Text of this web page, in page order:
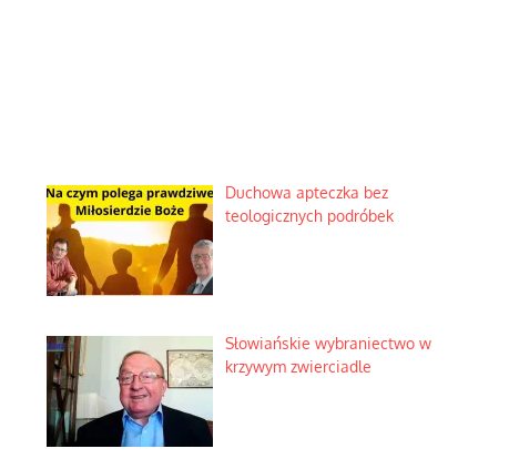
Duchowa apteczka bez
teologicznych podróbek
Słowiańskie wybraniectwo w
krzywym zwierciadle